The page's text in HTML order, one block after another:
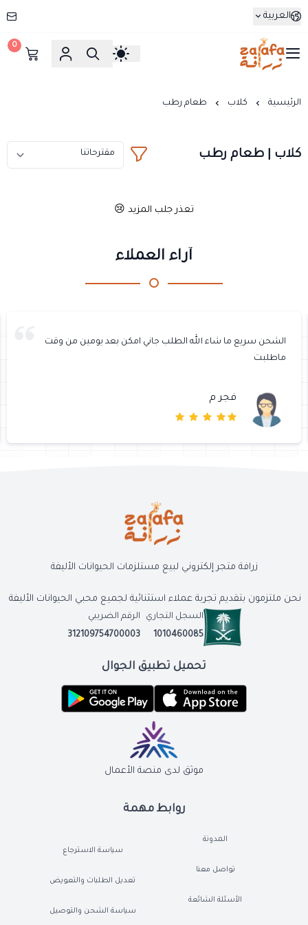
العربية
زرافة
0
الرئيسية كلاب طعام رطب
كلاب | طعام رطب
تعذر جلب المزيد 😢
آراء العملاء
الشحن سريع ما شاء الله الطلب جاني امكن بعد يومين من وقت
ماطلبت
فجر م
روابط مهمة
المدونة
تواصل معنا
الأسئلة الشائعة
سياسة الاسترجاع
تعديل الطلبات والتعويض
سياسة الشحن والتوصيل
زرافة متجر إلكتروني لبيع مستلزمات الحيوانات الأليفة
نحن ملتزمون بتقديم تجربة عملاء استثنائية لجميع محبي الحيوانات الأليفة
السجل التجاري
1010460085
الرقم الضريبي
312109754700003
تحميل تطبيق الجوال
موثق لدى منصة الأعمال